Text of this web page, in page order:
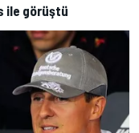
ile görüştü